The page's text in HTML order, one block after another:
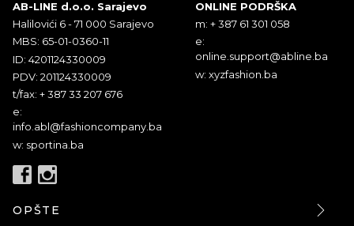
AB-LINE d.o.o. Sarajevo
Halilovići 6 - 71 000 Sarajevo
MBS: 65-01-0360-11
ID: 4201124330009
PDV: 201124330009
t/fax: + 387 33 207 676
e:
info.abl@fashioncompany.ba
w: sportina.ba
ONLINE PODRŠKA
m: + 387 61 301 058
e:
online.support@abline.ba
w: xyzfashion.ba
OPŠTE